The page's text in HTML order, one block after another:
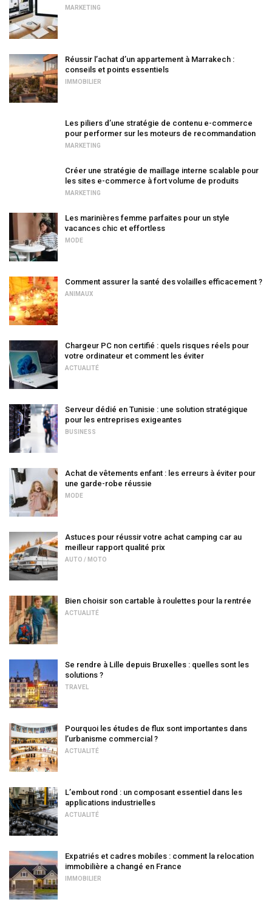
MARKETING
Réussir l’achat d’un appartement à Marrakech :
conseils et points essentiels
IMMOBILIER
Les piliers d’une stratégie de contenu e-commerce
pour performer sur les moteurs de recommandation
MARKETING
Créer une stratégie de maillage interne scalable pour
les sites e-commerce à fort volume de produits
MARKETING
Les marinières femme parfaites pour un style
vacances chic et effortless
MODE
Comment assurer la santé des volailles efficacement ?
ANIMAUX
Chargeur PC non certifié : quels risques réels pour
votre ordinateur et comment les éviter
ACTUALITÉ
Serveur dédié en Tunisie : une solution stratégique
pour les entreprises exigeantes
BUSINESS
Achat de vêtements enfant : les erreurs à éviter pour
une garde-robe réussie
MODE
Astuces pour réussir votre achat camping car au
meilleur rapport qualité prix
AUTO / MOTO
Bien choisir son cartable à roulettes pour la rentrée
ACTUALITÉ
Se rendre à Lille depuis Bruxelles : quelles sont les
solutions ?
TRAVEL
Pourquoi les études de flux sont importantes dans
l’urbanisme commercial ?
ACTUALITÉ
L’embout rond : un composant essentiel dans les
applications industrielles
ACTUALITÉ
Expatriés et cadres mobiles : comment la relocation
immobilière a changé en France
IMMOBILIER